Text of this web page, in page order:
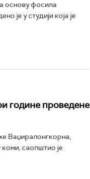
основу фосила
је у студији која је
године проведене
Ваџиралонгкорна,
саопштио је